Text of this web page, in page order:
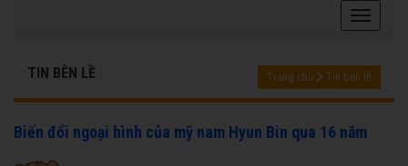
TIN BÊN LỀ Trang chủ Tin bên lề
Biến đổi ngoại hình của mỹ nam Hyun Bin qua 16 năm